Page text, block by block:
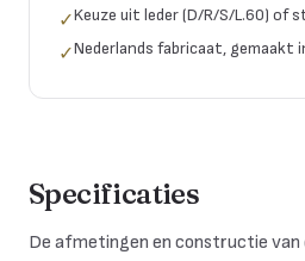
✓Keuze uit leder (D/R/S/L.60) of
✓Nederlands fabricaat, gemaakt
Specificaties
De afmetingen en constructie van